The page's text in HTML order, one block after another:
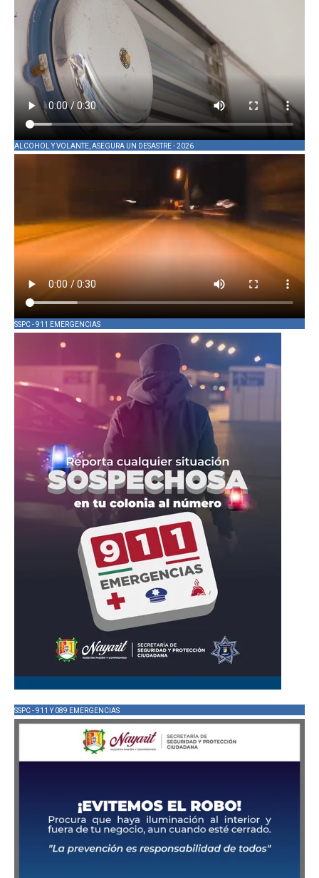
ALCOHOL Y VOLANTE, ASEGURA UN DESASTRE - 2026
SSPC - 911 EMERGENCIAS
SSPC - 911 Y 089 EMERGENCIAS